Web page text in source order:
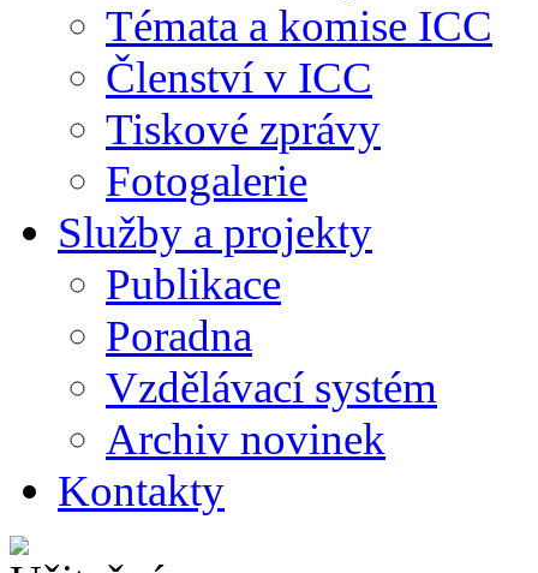
Témata a komise ICC
Členství v ICC
Tiskové zprávy
Fotogalerie
Služby a projekty
Publikace
Poradna
Vzdělávací systém
Archiv novinek
Kontakty